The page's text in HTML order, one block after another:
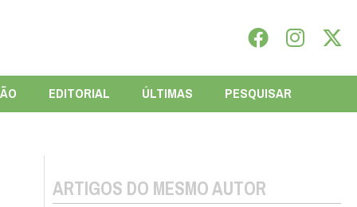
EDITORIAL ÚLTIMAS PESQUISAR
ARTIGOS DO MESMO AUTOR